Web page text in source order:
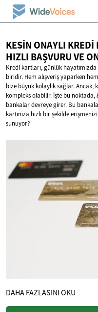
KESIN ONAYLI KREDI
HIZLI BAŞVURU VE
Kredi kartları, günlük
biridir. Hem alışveriş yaparken
bize büyük kolaylık sağlar. Ancak,
kompleks olabilir. İşte bu noktada,
bankalar devreye girer. Bu
kartınıza hızlı bir şekilde
sunuyor?
DAHA FAZLASINI OKU